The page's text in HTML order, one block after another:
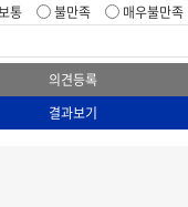
통 불만족 매우불만족